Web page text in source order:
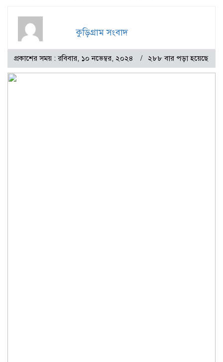
কুড়িগ্রাম সংবাদ
প্রকাশের সময় : রবিবার, ১০ নভেম্বর, ২০২৪ ২৮৮ বার পড়া হয়েছে